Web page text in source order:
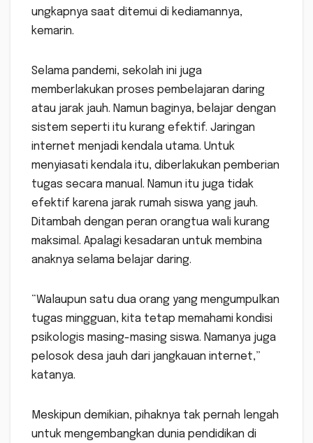
ungkapnya saat ditemui di kediamannya,
kemarin.
Selama pandemi, sekolah ini juga
memberlakukan proses pembelajaran daring
atau jarak jauh. Namun baginya, belajar dengan
sistem seperti itu kurang efektif. Jaringan
internet menjadi kendala utama. Untuk
menyiasati kendala itu, diberlakukan pemberian
tugas secara manual. Namun itu juga tidak
efektif karena jarak rumah siswa yang jauh.
Ditambah dengan peran orangtua wali kurang
maksimal. Apalagi kesadaran untuk membina
anaknya selama belajar daring.
“Walaupun satu dua orang yang mengumpulkan
tugas mingguan, kita tetap memahami kondisi
psikologis masing-masing siswa. Namanya juga
pelosok desa jauh dari jangkauan internet,”
katanya.
Meskipun demikian, pihaknya tak pernah lengah
untuk mengembangkan dunia pendidikan di